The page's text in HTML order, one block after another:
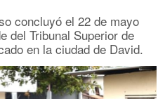
concluyó el 22 de mayo
del Tribunal Superior de
en la ciudad de David.